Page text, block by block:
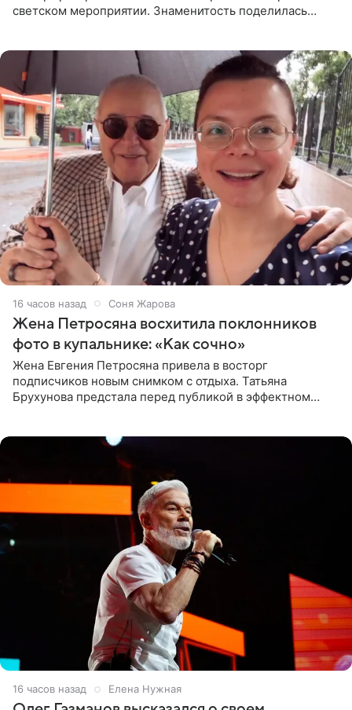
светском мероприятии. Знаменитость поделилась
16 часов назад Соня Жарова
Жена Петросяна восхитила поклонников
фото в купальнике: «Как сочно»
Жена Евгения Петросяна привела в восторг
подписчиков новым снимком с отдыха. Татьяна
Брухунова предстала перед публикой в эффектном
16 часов назад Елена Нужная